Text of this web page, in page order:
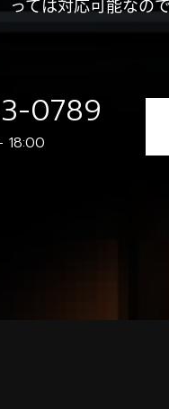
0789
18:00